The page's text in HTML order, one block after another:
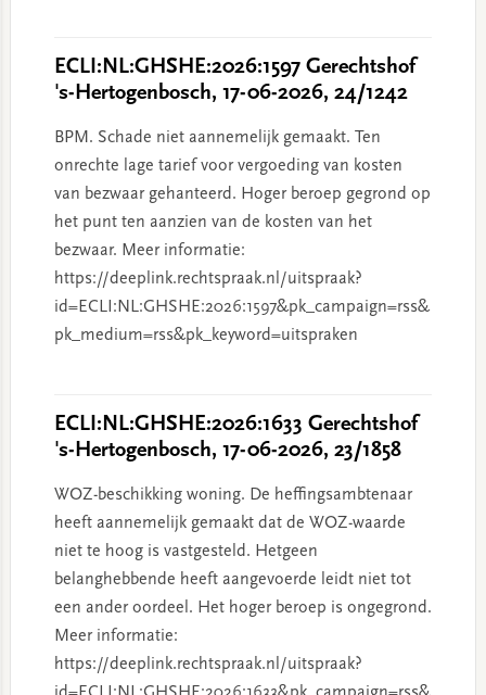
ECLI:NL:GHSHE:2026:1597 Gerechtshof
's-Hertogenbosch, 17-06-2026, 24/1242
BPM. Schade niet aannemelijk gemaakt. Ten
onrechte lage tarief voor vergoeding van kosten
van bezwaar gehanteerd. Hoger beroep gegrond op
het punt ten aanzien van de kosten van het
bezwaar. Meer informatie:
https://deeplink.rechtspraak.nl/uitspraak?
id=ECLI:NL:GHSHE:2026:1597&pk_campaign=rss&
pk_medium=rss&pk_keyword=uitspraken
ECLI:NL:GHSHE:2026:1633 Gerechtshof
's-Hertogenbosch, 17-06-2026, 23/1858
WOZ-beschikking woning. De heffingsambtenaar
heeft aannemelijk gemaakt dat de WOZ-waarde
niet te hoog is vastgesteld. Hetgeen
belanghebbende heeft aangevoerde leidt niet tot
een ander oordeel. Het hoger beroep is ongegrond.
Meer informatie:
https://deeplink.rechtspraak.nl/uitspraak?